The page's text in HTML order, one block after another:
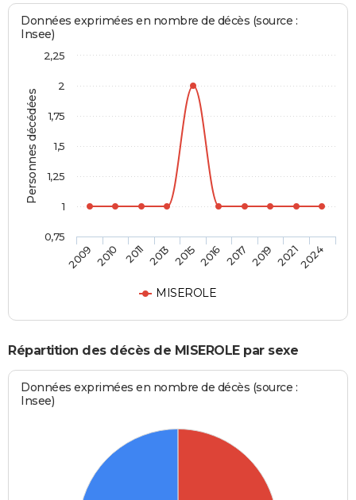
Personnes décédées
Données exprimées en nombre de décès (source :
Insee)
MISEROLE
2009 2010 2011 2013 2015 2016 2017 2019 20212024
0,75
1
1,25
1,5
1,75
2
2,25
Répartition des décès de MISEROLE par sexe
Données exprimées en nombre de décès (source :
Insee)